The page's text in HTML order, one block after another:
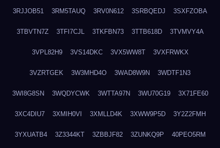
3RJJOB51 3RM5TAUQ 3RV0N612 3SRBQEDJ 3SXFZOBA
3TBVTN7Z 3TFI7CJL 3TKFBN73 3TTB618D 3TVMVY4A
3VPL82H9 3VS14DKC 3VX5WW8T 3VXFRWKX
3VZRTGEK 3W3MHD4O 3WAD8W9N 3WDTF1N3
3WI8G8SN 3WQDYCWK 3WTTA97N 3WU70G19 3X71FE60
3XC4DIU7 3XMIH0VI 3XMLLD4K 3XWW9P5D 3Y2Z2FMH
3YXUATB4 3Z3344KT 3ZBBJF82 3ZUNKQ9P 40PEO5RM